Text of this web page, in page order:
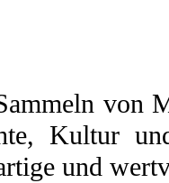
von
Kultur
und